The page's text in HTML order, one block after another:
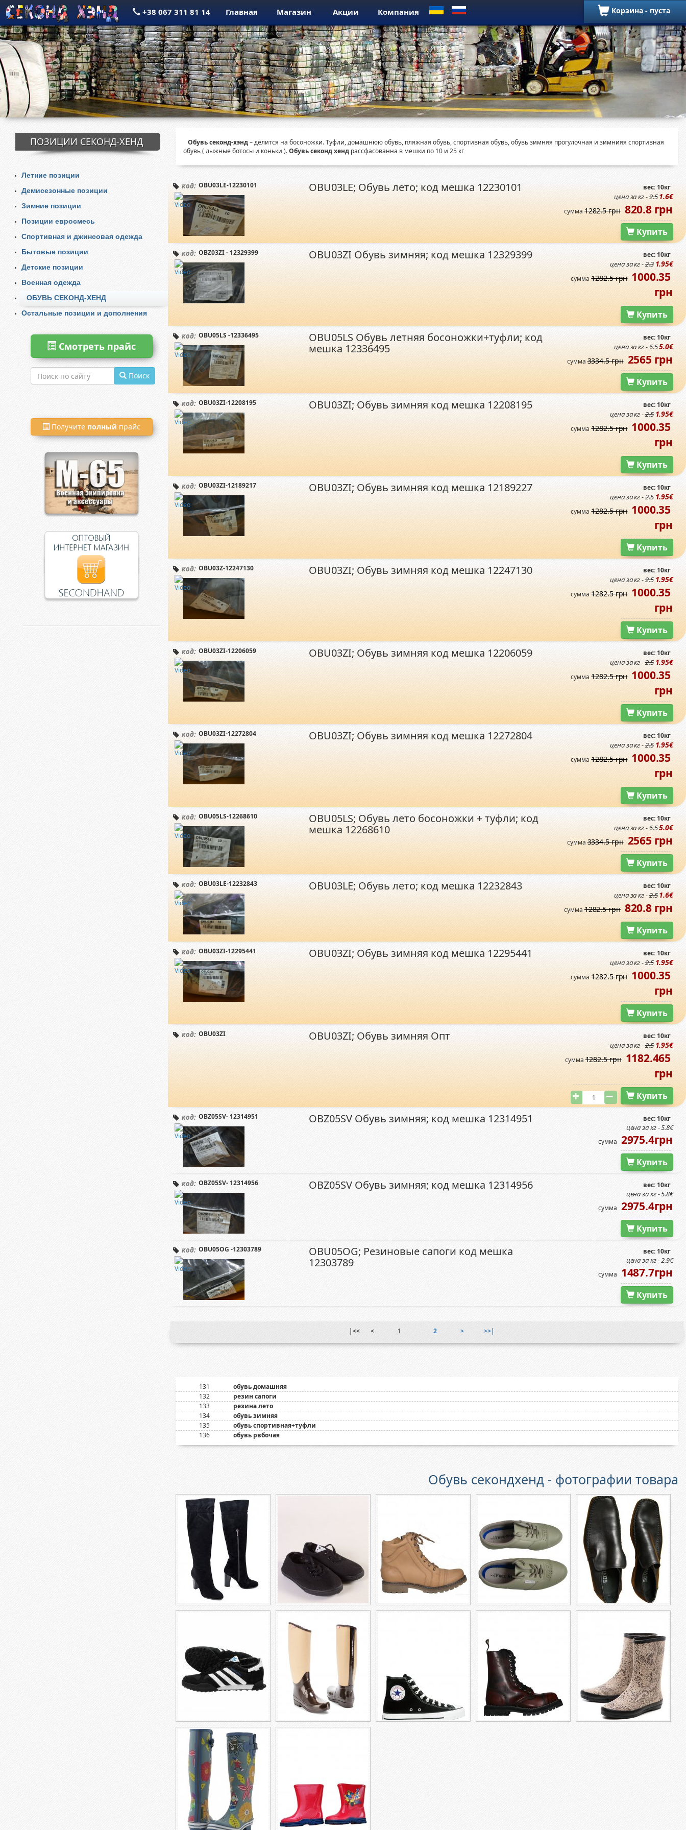
+38 067 311 81 14 Главная Магазин Акции Компания
ПОЗИЦИИ СЕКОНД-ХЕНД
Летние позиции
Демисезонные позиции
Зимние позиции
Позиции евросмесь
Спортивная и джинсовая одежда
Бытовые позиции
Детские позиции
Военная одежда
ОБУВЬ СЕКОНД-ХЕНД
Остальные позиции и дополнения
Смотреть прайс
Поиск
Получите полный прайс
Обувь секонд-хэнд– делится на босоножки. Туфли, домашнюю обувь, пляжная обувь, спортивная обувь, обувь зимняя прогулочная и зимнияя спортивная
обувь ( лыжные ботосы и коньки ).Обувь секонд хендрассфасованна в мешки по 10 и 25 кг
код: OBU03LE-12230101 OBU03LE; Обувь лето; код мешка 12230101 вес: 10кг
цена за кг -2.51.6€
сумма1282.5 грн 820.8 грн
Купить
код: OBZ03ZI - 12329399 OBU03ZI Обувь зимняя; код мешка 12329399 вес: 10кг
цена за кг -2.3 1.95€
сумма1282.5 грн 1000.35
грн
Купить
код: OBU05LS -12336495
OBU05LS Обувь летняя босоножки+туфли; код
мешка 12336495
вес: 10кг
цена за кг -6.55.0€
сумма3334.5 грн 2565 грн
Купить
код: OBU03ZI-12208195 OBU03ZI; Обувь зимняя код мешка 12208195 вес: 10кг
цена за кг -2.5 1.95€
сумма1282.5 грн 1000.35
грн
Купить
код: OBU03ZI-12189217 OBU03ZI; Обувь зимняя код мешка 12189227 вес: 10кг
цена за кг -2.5 1.95€
сумма1282.5 грн 1000.35
грн
Купить
код: OBU03Z-12247130 OBU03ZI; Обувь зимняя код мешка 12247130 вес: 10кг
цена за кг -2.5 1.95€
сумма1282.5 грн 1000.35
грн
Купить
код: OBU03ZI-12206059 OBU03ZI; Обувь зимняя код мешка 12206059 вес: 10кг
цена за кг -2.5 1.95€
сумма1282.5 грн 1000.35
грн
Купить
код: OBU03ZI-12272804 OBU03ZI; Обувь зимняя код мешка 12272804 вес: 10кг
цена за кг -2.5 1.95€
сумма1282.5 грн 1000.35
грн
Купить
код: OBU05LS-12268610
OBU05LS; Обувь лето босоножки + туфли; код
мешка 12268610
вес: 10кг
цена за кг -6.55.0€
сумма3334.5 грн 2565 грн
Купить
код: OBU03LE-12232843 OBU03LE; Обувь лето; код мешка 12232843 вес: 10кг
цена за кг -2.51.6€
сумма1282.5 грн 820.8 грн
Купить
код: OBU03ZI-12295441 OBU03ZI; Обувь зимняя код мешка 12295441 вес: 10кг
цена за кг -2.5 1.95€
сумма1282.5 грн 1000.35
грн
Купить
код: OBU03ZI OBU03ZI; Обувь зимняя Опт вес: 10кг
цена за кг -2.5 1.95€
сумма1282.5 грн 1182.465
грн
Купить
код: OBZ05SV- 12314951 OBZ05SV Обувь зимняя; код мешка 12314951 вес: 10кг
цена за кг - 5.8€
сумма 2975.4грн
Купить
код: OBZ05SV- 12314956 OBZ05SV Обувь зимняя; код мешка 12314956 вес: 10кг
цена за кг - 5.8€
сумма 2975.4грн
Купить
код: OBU05OG -12303789
OBU05OG; Резиновые сапоги код мешка
12303789
вес: 10кг
цена за кг - 2.9€
сумма 1487.7грн
Купить
|<< < 1 2 > >>|
131
обувь домашняя
132
резин сапоги
133
резина лето
134
обувь зимняя
135
обувь спортивная+туфли
136
обувь рвбочая
Обувь секондхенд - фотографии товара
Корзина - пуста